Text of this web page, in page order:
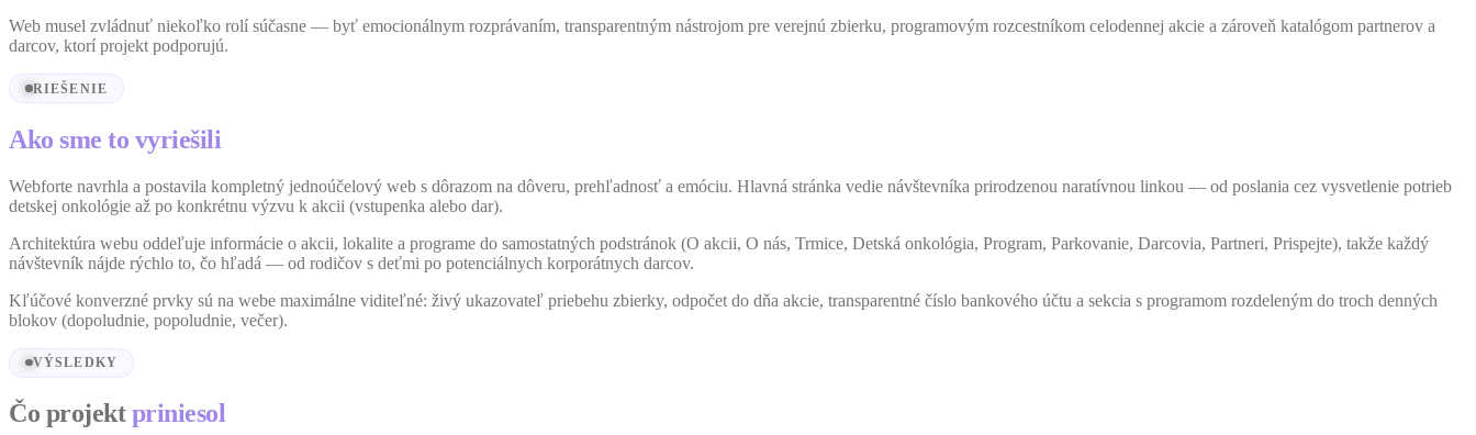
Web musel zvládnuť niekoľko rolí súčasne — byť emocionálnym rozprávaním, transparentným nástrojom pre verejnú zbierku, programovým rozcestníkom celodennej akcie a zároveň katalógom partnerov a
darcov, ktorí projekt podporujú.
RIEŠENIE
Ako sme to vyriešili
Webforte navrhla a postavila kompletný jednoúčelový web s dôrazom na dôveru, prehľadnosť a emóciu. Hlavná stránka vedie návštevníka prirodzenou naratívnou linkou — od poslania cez vysvetlenie potrieb
detskej onkológie až po konkrétnu výzvu k akcii (vstupenka alebo dar).
Architektúra webu oddeľuje informácie o akcii, lokalite a programe do samostatných podstránok (O akcii, O nás, Trmice, Detská onkológia, Program, Parkovanie, Darcovia, Partneri, Prispejte), takže každý
návštevník nájde rýchlo to, čo hľadá — od rodičov s deťmi po potenciálnych korporátnych darcov.
Kľúčové konverzné prvky sú na webe maximálne viditeľné: živý ukazovateľ priebehu zbierky, odpočet do dňa akcie, transparentné číslo bankového účtu a sekcia s programom rozdeleným do troch denných
blokov (dopoludnie, popoludnie, večer).
VÝSLEDKY
Čo projekt priniesol